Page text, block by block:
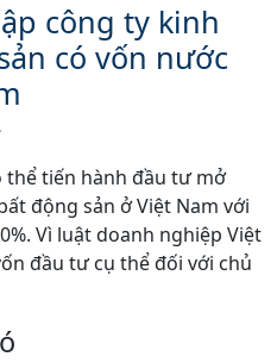
công ty kinh
có vốn nước
thể tiến hành đầu tư mở
động sản ở Việt Nam với
Vì luật doanh nghiệp Việt
đầu tư cụ thể đối với chủ